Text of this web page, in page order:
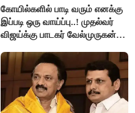
கோயில்களில் பாடி வரும் எனக்கு
இப்படி ஒரு வாய்ப்பு..! முதல்வர்
விஜய்க்கு பாடகர் வேல்முருகன்